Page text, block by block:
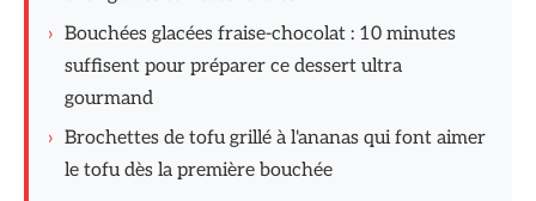
› Bouchées glacées fraise-chocolat : 10 minutes
suffisent pour préparer ce dessert ultra
gourmand
› Brochettes de tofu grillé à l'ananas qui font aimer
le tofu dès la première bouchée